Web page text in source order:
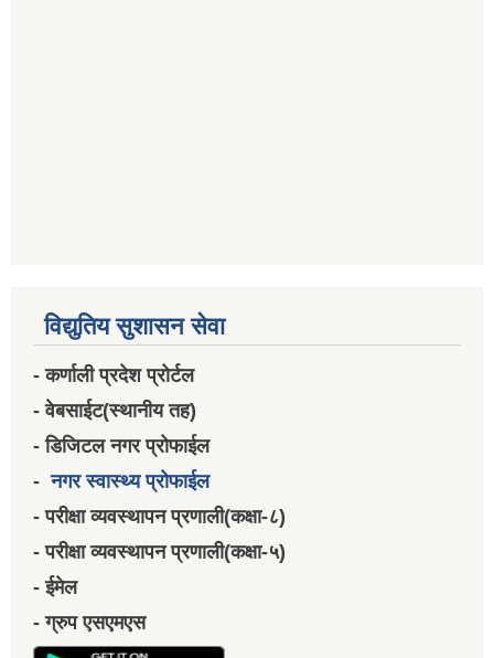
विद्युतिय सुशासन सेवा
- कर्णाली प्रदेश प्रोर्टल
- वेबसाईट(स्थानीय तह)
- डिजिटल नगर प्रोफाईल
-नगर स्वास्थ्य प्रोफाईल
- परीक्षा व्यवस्थापन प्रणाली(कक्षा-८)
- परीक्षा व्यवस्थापन प्रणाली(कक्षा-५)
- ईमेल
- ग्रुप एसएमएस